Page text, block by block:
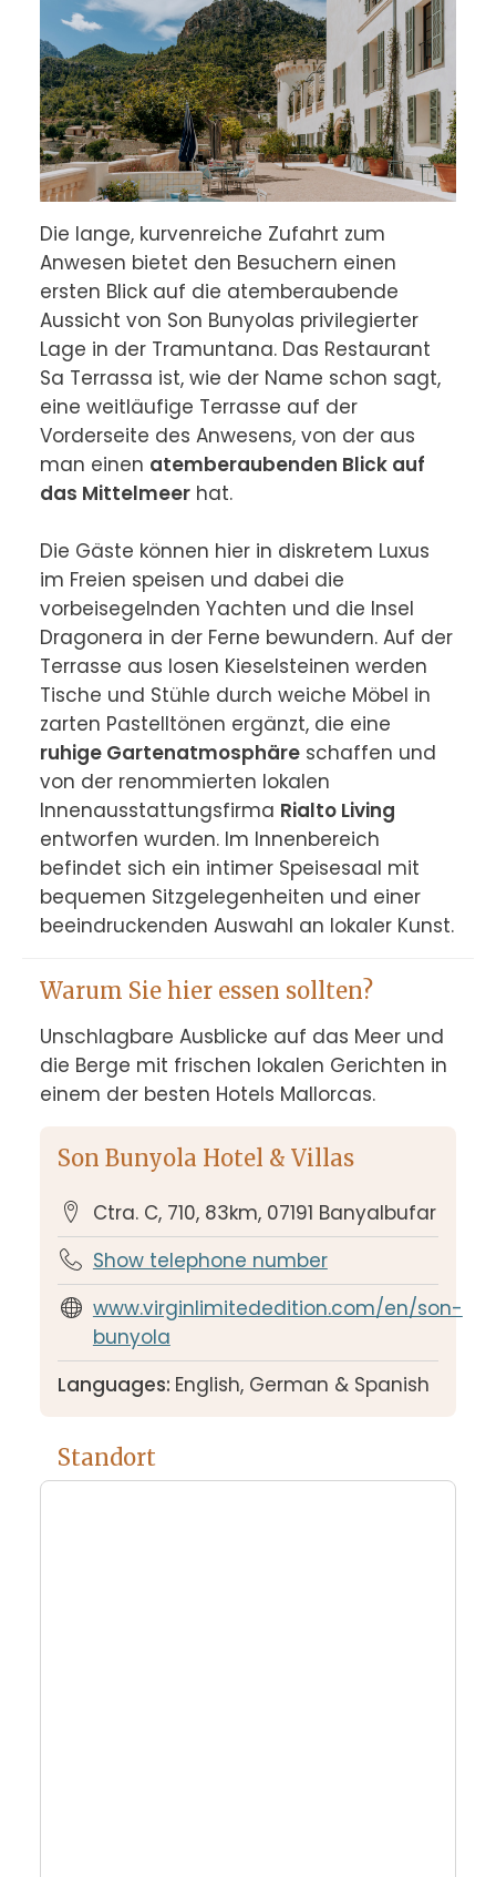
Die lange, kurvenreiche Zufahrt zum
Anwesen bietet den Besuchern einen
ersten Blick auf die atemberaubende
Aussicht von Son Bunyolas privilegierter
Lage in der Tramuntana. Das Restaurant
Sa Terrassa ist, wie der Name schon sagt,
eine weitläufige Terrasse auf der
Vorderseite des Anwesens, von der aus
man einen atemberaubenden Blick auf
das Mittelmeer hat.
Die Gäste können hier in diskretem Luxus
im Freien speisen und dabei die
vorbeisegelnden Yachten und die Insel
Dragonera in der Ferne bewundern. Auf der
Terrasse aus losen Kieselsteinen werden
Tische und Stühle durch weiche Möbel in
ruhige Gartenatmosphäre schaffen und
von der renommierten lokalen
Innenausstattungsfirma Rialto Living
entworfen wurden. Im Innenbereich
befindet sich ein intimer Speisesaal mit
bequemen Sitzgelegenheiten und einer
beeindruckenden Auswahl an lokaler Kunst.
Warum Sie hier essen sollten?
Unschlagbare Ausblicke auf das Meer und
die Berge mit frischen lokalen Gerichten in
einem der besten Hotels Mallorcas.
Son Bunyola Hotel & Villas
Ctra. C, 710, 83km, 07191 Banyalbufar
Show telephone number
www.virginlimitededition.com/en/son-
bunyola
Languages: English, German & Spanish
Standort